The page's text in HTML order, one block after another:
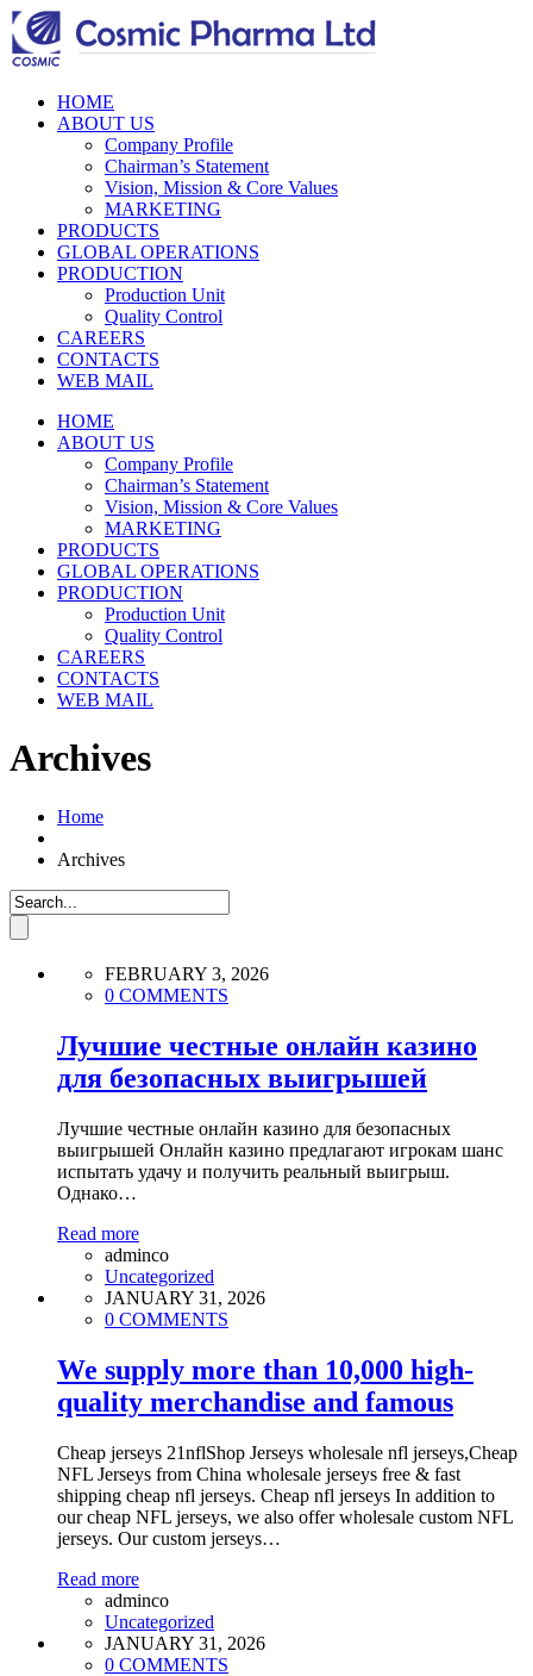
HOME
ABOUT US
Company Profile
Chairman’s Statement
Vision, Mission & Core Values
MARKETING
PRODUCTS
GLOBAL OPERATIONS
PRODUCTION
Production Unit
Quality Control
CAREERS
CONTACTS
WEB MAIL
HOME
ABOUT US
Company Profile
Chairman’s Statement
Vision, Mission & Core Values
MARKETING
PRODUCTS
GLOBAL OPERATIONS
PRODUCTION
Production Unit
Quality Control
CAREERS
CONTACTS
WEB MAIL
Archives
Home
Archives
FEBRUARY 3, 2026
0 COMMENTS
Лучшие честные онлайн казино
для безопасных выигрышей
Лучшие честные онлайн казино для безопасных
выигрышей Онлайн казино предлагают игрокам шанс
испытать удачу и получить реальный выигрыш.
Однако…
Read more
adminco
Uncategorized
JANUARY 31, 2026
0 COMMENTS
We supply more than 10,000 high-
quality merchandise and famous
Cheap jerseys 21nflShop Jerseys wholesale nfl jerseys,Cheap
NFL Jerseys from China wholesale jerseys free & fast
shipping cheap nfl jerseys. Cheap nfl jerseys In addition to
our cheap NFL jerseys, we also offer wholesale custom NFL
jerseys. Our custom jerseys…
Read more
adminco
Uncategorized
JANUARY 31, 2026
0 COMMENTS